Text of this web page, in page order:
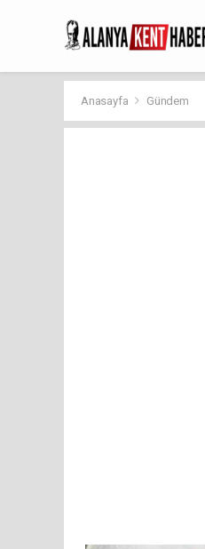
Anasayfa Gündem